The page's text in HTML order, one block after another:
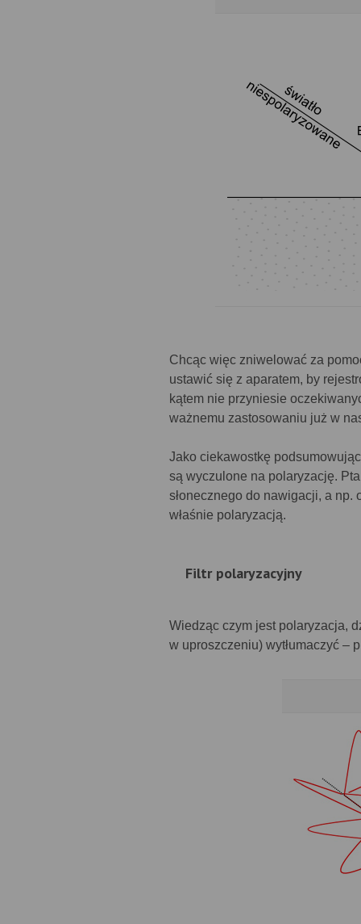
Chcąc więc zniwelować za
ustawić się z aparatem, by
kątem nie przyniesie
ważnemu zastosowaniu już w
Jako ciekawostkę
są wyczulone na polaryzację.
słonecznego do nawigacji, a np.
właśnie polaryzacją.
Filtr polaryzacyjny
Wiedząc czym jest polaryzacja,
w uproszczeniu) wytłumaczyć –